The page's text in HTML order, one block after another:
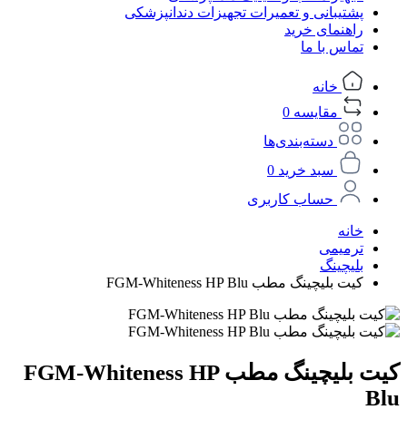
پشتیبانی و تعمیرات تجهیزات دندانپزشکی
راهنمای خرید
تماس با ما
خانه
مقایسه 0
دسته‌بندی‌ها
سبد خرید 0
حساب کاربری
خانه
ترمیمی
بلیچینگ
کیت بلیچینگ مطب FGM-Whiteness HP Blu
کیت بلیچینگ مطب FGM-Whiteness HP
Blu